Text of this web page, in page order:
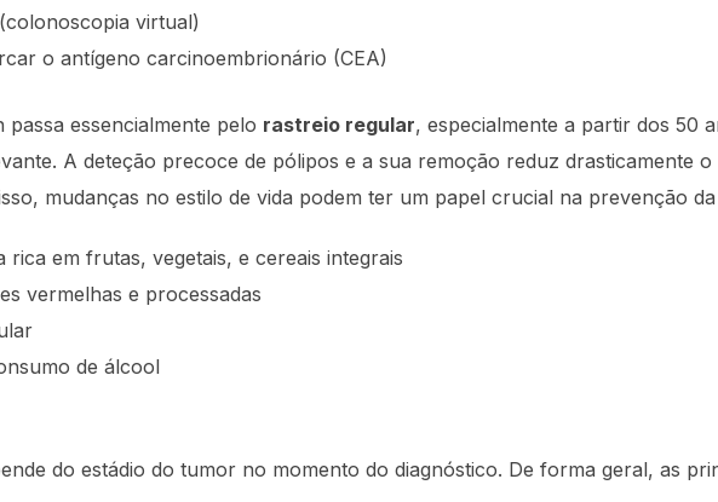
virtual)
o antígeno carcinoembrionário (CEA)
essencialmente pelo rastreio regular, especialmente a partir dos 50
A deteção precoce de pólipos e a sua remoção reduz drasticamente o
mudanças no estilo de vida podem ter um papel crucial na prevenção
rica em frutas, vegetais, e cereais integrais
vermelhas e processadas
de álcool
do estádio do tumor no momento do diagnóstico. De forma geral, as